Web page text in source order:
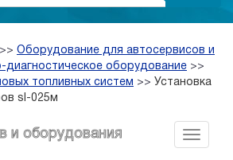
>> Оборудование для автосервисов и
диагностическое оборудование >>
топливных систем >> Установка
sl-025м
и оборудования